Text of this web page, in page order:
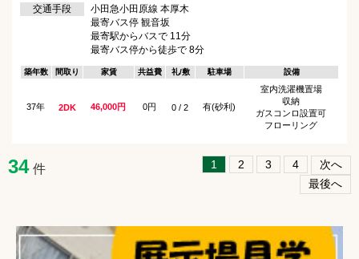
交通手段
小田急小田原線 本厚木
最寄バス停 観音坂
最寄駅からバスで 11分
最寄バス停から徒歩で 8分
築年数 間取り 家賃 共益費 礼/敷 駐車場 設備
37年 2DK 46,000円 0円 0 / 2 有(砂利)
室内洗濯機置場
収納
ガスコンロ設置可
フローリング
34 件 1 2 3 4
次へ
最後へ